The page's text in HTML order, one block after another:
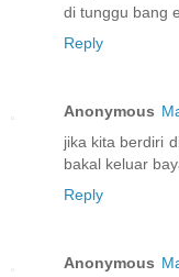
di tunggu bang
Reply
Anonymous
jika kita berdiri
bakal keluar
Reply
Anonymous